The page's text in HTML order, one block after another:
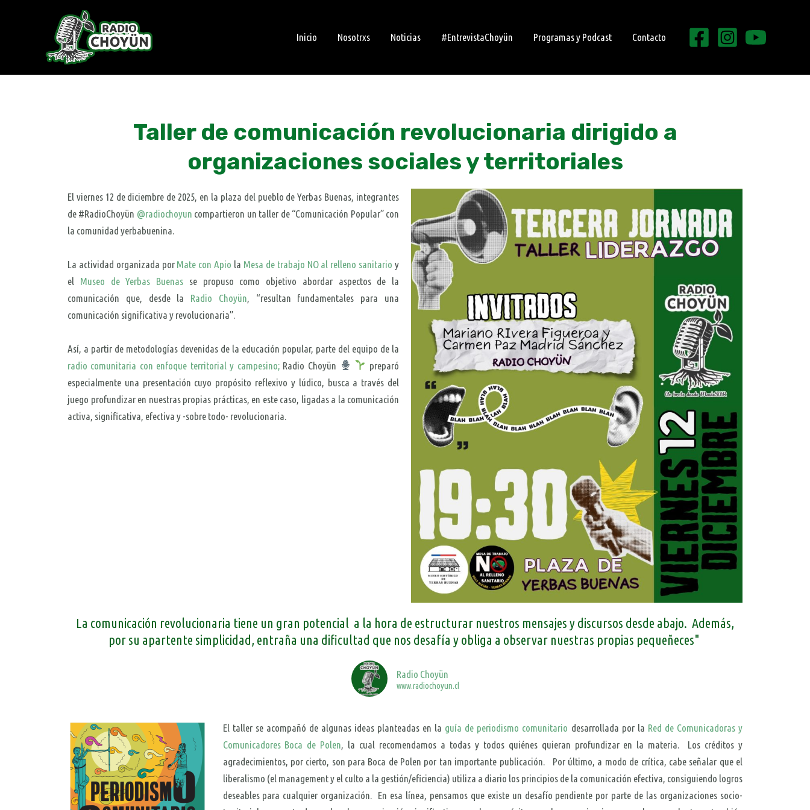
Inicio Nosotrxs Noticias #EntrevistaChoyün Programas y Podcast Contacto
Taller de comunicación revolucionaria dirigido a
organizaciones sociales y territoriales
El viernes 12 de diciembre de 2025, en la plaza del pueblo de Yerbas Buenas, integrantes
de #RadioChoyün @radiochoyun compartieron un taller de “Comunicación Popular” con
la comunidad yerbabuenina.
La actividad organizada por Mate con Apio la Mesa de trabajo NO al relleno sanitario y
el Museo de Yerbas Buenas se propuso como objetivo abordar aspectos de la
comunicación que, desde la Radio Choyün , “resultan fundamentales para una
comunicación significativa y revolucionaria”.
Así, a partir de metodologías devenidas de la educación popular, parte del equipo de la
radio comunitaria con enfoque territorial y campesino;Radio Choyün
preparó
especialmente una presentación cuyo propósito reflexivo y lúdico, busca a través del
juego profundizar en nuestras propias prácticas, en este caso, ligadas a la comunicación
activa, significativa, efectiva y -sobre todo- revolucionaria.
La comunicación revolucionaria tiene un gran potencial a la hora de estructurar nuestros mensajes y discursos desde abajo. Además,
por su apartente simplicidad, entraña una dificultad que nos desafía y obliga a observar nuestras propias pequeñeces"
Radio Choyün
www.radiochoyun.cl
El taller se acompañó de algunas ideas planteadas en la guía de periodismo comunitario desarrollada por la Red de Comunicadoras y
Comunicadores Boca de Polen, la cual recomendamos a todas y todos quiénes quieran profundizar en la materia. Los créditos y
agradecimientos, por cierto, son para Boca de Polen por tan importante publicación. Por último, a modo de crítica, cabe señalar que el
liberalismo (el management y el culto a la gestión/eficiencia) utiliza a diario los principios de la comunicación efectiva, consiguiendo logros
deseables para cualquier organización. En esa línea, pensamos que existe un desafío pendiente por parte de las organizaciones socio-